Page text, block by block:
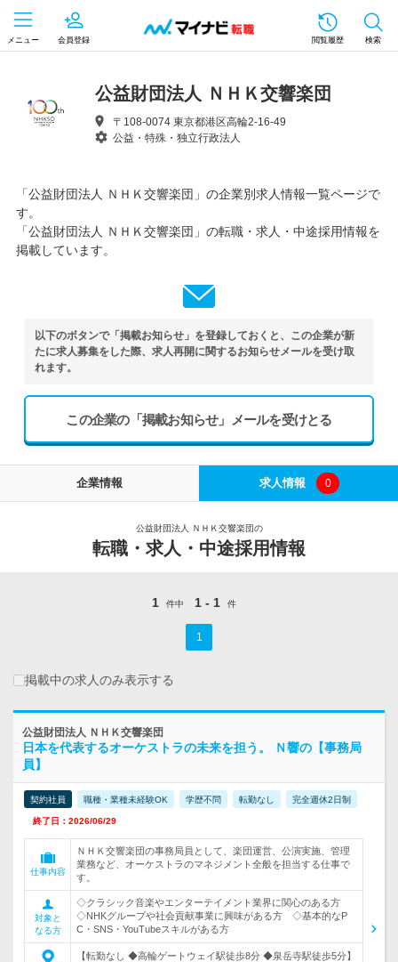
メニュー 会員登録 閲覧履歴 検索
公益財団法人 ＮＨＫ交響楽団
〒108-0074 東京都港区高輪2-16-49
公益・特殊・独立行政法人
「公益財団法人 ＮＨＫ交響楽団」の企業別求人情報一覧ページで
す。
「公益財団法人 ＮＨＫ交響楽団」の転職・求人・中途採用情報を
掲載しています。
以下のボタンで「掲載お知らせ」を登録しておくと、この企業が新
たに求人募集をした際、求人再開に関するお知らせメールを受け取
れます。
この企業の「掲載お知らせ」メールを受けとる
企業情報 求人情報 0
公益財団法人 ＮＨＫ交響楽団の
転職・求人・中途採用情報
1 件中 1 - 1 件
1
掲載中の求人のみ表示する
公益財団法人 ＮＨＫ交響楽団
日本を代表するオーケストラの未来を担う。 Ｎ響の【事務局
員】
契約社員 職種・業種未経験OK 学歴不問 転勤なし 完全週休2日制
終了日：2026/06/29
仕事内容
ＮＨＫ交響楽団の事務局員として、楽団運営、公演実施、管理
業務など、オーケストラのマネジメント全般を担当する仕事で
す。
対象と
なる方
◇クラシック音楽やエンターテイメント業界に関心のある方
◇NHKグループや社会貢献事業に興味がある方 ◇基本的なP
C・SNS・YouTubeスキルがある方
【転勤なし ◆高輪ゲートウェイ駅徒歩8分 ◆泉岳寺駅徒歩5分】